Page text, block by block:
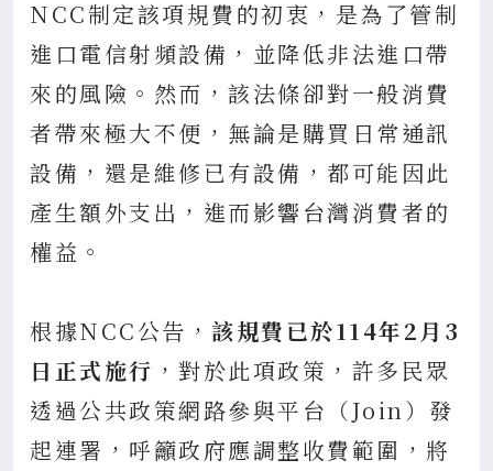
NCC制定該項規費的初衷，是為了管制
進口電信射頻設備，並降低非法進口帶
來的風險。然而，該法條卻對一般消費
者帶來極大不便，無論是購買日常通訊
設備，還是維修已有設備，都可能因此
產生額外支出，進而影響台灣消費者的
權益。
根據NCC公告， 該規費已於114年2月3
日正式施行 ，對於此項政策，許多民眾
透過公共政策網路參與平台（Join）發
起連署，呼籲政府應調整收費範圍，將